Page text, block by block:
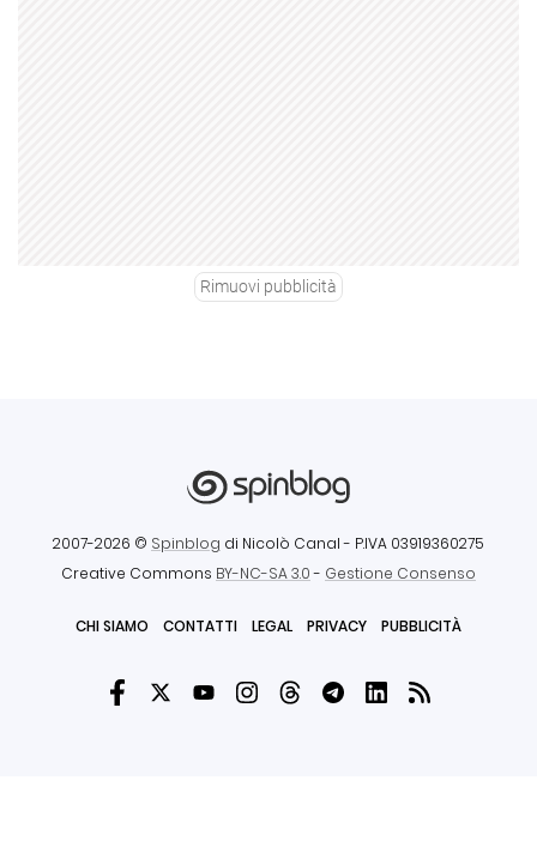
Rimuovi pubblicità
2007-2026 © Spinblog di Nicolò Canal - P.IVA 03919360275
Creative Commons BY-NC-SA 3.0- Gestione Consenso
CHI SIAMO CONTATTI LEGAL PRIVACY PUBBLICITÀ